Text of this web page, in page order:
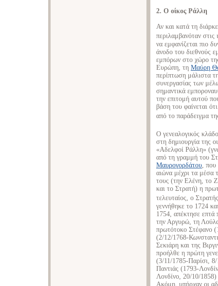
2. Ο οίκος Ράλλη
Αν και κατά τη
περιλαμβανόταν στις
να εμφανίζεται πιο
άνοδο του διεθνούς
εμπόρων στο χώρο
Ευρώπη, τη Μαύρη
περίπτωση μάλιστα
συνεργασίας των
σημαντικά
την επιτομή αυτού
βάση του φαίνεται
από το παράδειγμα
Ο γενεαλογικός
στη δημιουργία της
«Αδελφοί Ράλλη»
από τη γραμμή του
Μαυρογορδάτου, που
αιώνα μέχρι τα μέσα
τους (την Ελένη, το
και το Στρατή) η
τελευταίος, ο
γεννήθηκε το 1724
1754, απέκτησε επτά
την Αργυρώ, τη
πρωτότοκο Στέφανο
(2/12/1768-
Σεκιάρη και της
προήλθε η πρώτη
(3/11/1785-Παρίσι,
Παντιάς (1793-
Λονδίνο, 20/10/
Ακόμη, υπήρχαν οι